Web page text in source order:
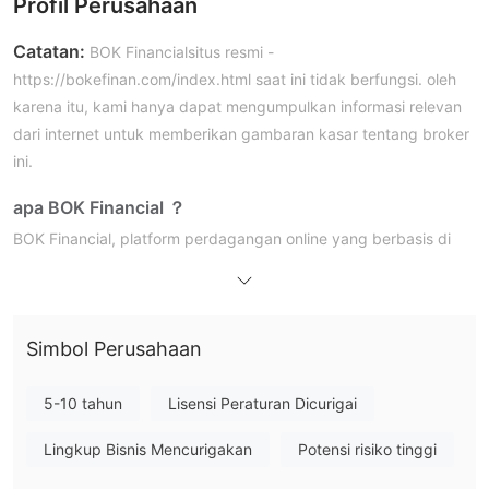
Profil Perusahaan
Catatan: BOK Financialsitus resmi -
https://bokefinan.com/index.html saat ini tidak berfungsi. oleh
karena itu, kami hanya dapat mengumpulkan informasi relevan
dari internet untuk memberikan gambaran kasar tentang broker
ini.
apa BOK Financial ？
BOK Financial, platform perdagangan online yang berbasis di
digarisbawahi bahwa BOK Financial Situs web saat ini tidak
mengonfirmasi status peraturan atau legitimasi broker. Selain
tidak sah NFA.
Simbol Perusahaan
5-10 tahun Lisensi Peraturan Dicurigai
Lingkup Bisnis Mencurigakan Potensi risiko tinggi